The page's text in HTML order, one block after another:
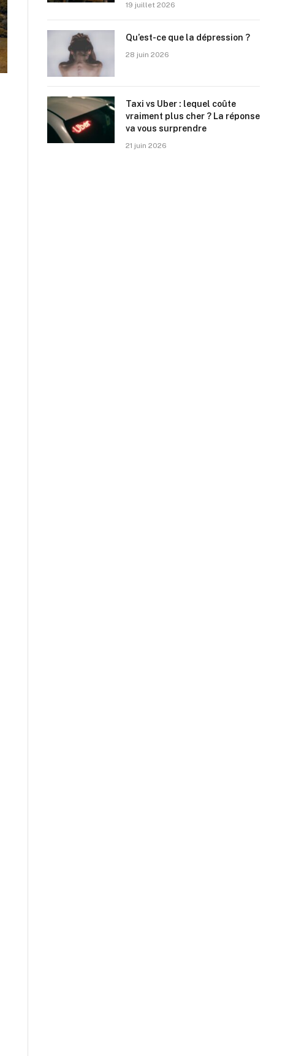
19 juillet 2026
Qu’est-ce que la dépression ?
28 juin 2026
Taxi vs Uber : lequel coûte
vraiment plus cher ? La réponse
va vous surprendre
21 juin 2026